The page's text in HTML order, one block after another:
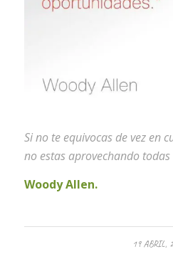
Si no te equivocas de vez en
no estas aprovechando
Woody Allen.
19 ABRIL,